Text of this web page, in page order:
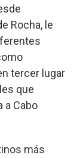
Rocha, le
tercer lugar
que
a Cabo
más